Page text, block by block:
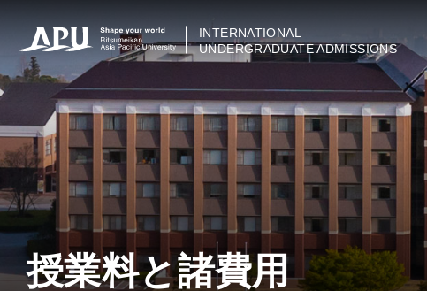
INTERNATIONAL
UNDERGRADUATE ADMISSIONS
授業料と諸費用